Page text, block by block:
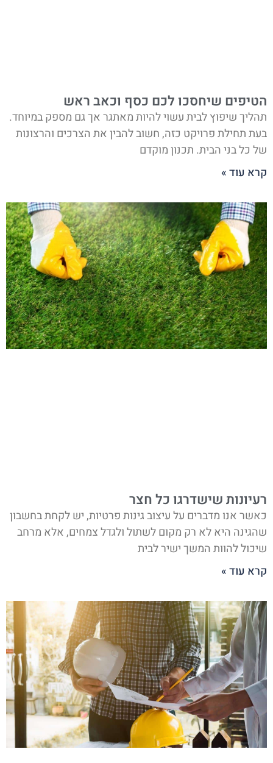
הטיפים שיחסכו לכם כסף וכאב ראש
תהליך שיפוץ לבית עשוי להיות מאתגר אך גם מספק במיוחד.
בעת תחילת פרויקט כזה, חשוב להבין את הצרכים והרצונות
של כל בני הבית. תכנון מוקדם
קרא עוד »
רעיונות שישדרגו כל חצר
כאשר אנו מדברים על עיצוב גינות פרטיות, יש לקחת בחשבון
שהגינה היא לא רק מקום לשתול ולגדל צמחים, אלא מרחב
שיכול להוות המשך ישיר לבית
קרא עוד »